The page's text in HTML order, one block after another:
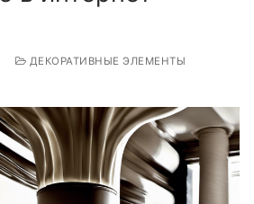
ДЕКОРАТИВНЫЕ ЭЛЕМЕНТЫ